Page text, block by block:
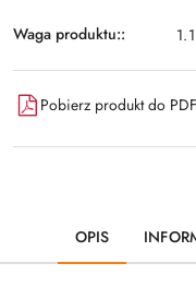
Waga produktu::
Pobierz produkt do PDF
OPIS